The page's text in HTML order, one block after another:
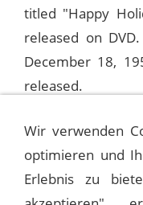
titled "Happy
released on
December 18,
released.
The original
utilized for a duet
featuring the
Wir verwenden
optimieren und
Erlebnis zu